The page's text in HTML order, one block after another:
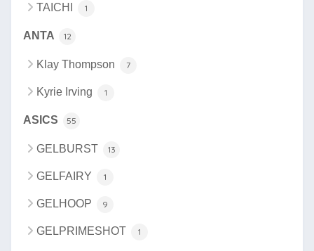
TAICHI 1
ANTA 12
Klay Thompson 7
Kyrie Irving 1
ASICS 55
GELBURST 13
GELFAIRY 1
GELHOOP 9
GELPRIMESHOT 1